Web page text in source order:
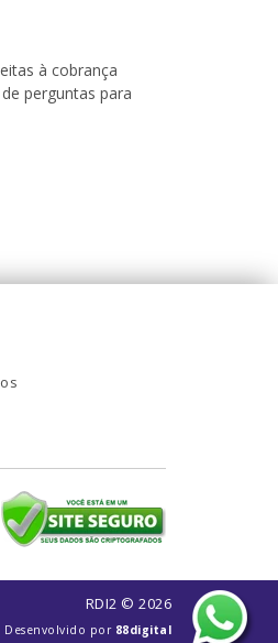
à cobrança
perguntas para
RDI2 © 2026
Desenvolvido por 88digital